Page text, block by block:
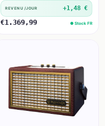
REVENU /JOUR +1,48 €
€1.369,99 ● Stock FR